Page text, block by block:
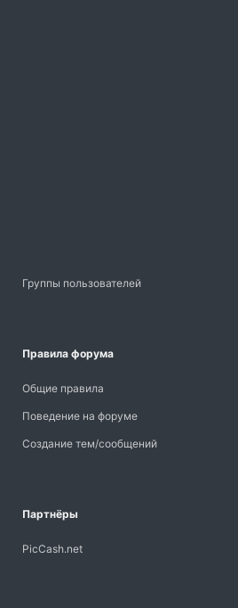
Группы пользователей
Правила форума
Общие правила
Поведение на форуме
Создание тем/сообщений
Партнёры
PicCash.net